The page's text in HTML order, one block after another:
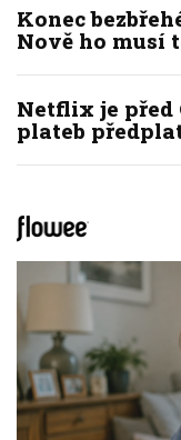
Konec
Nově ho musí
Netflix je před
plateb